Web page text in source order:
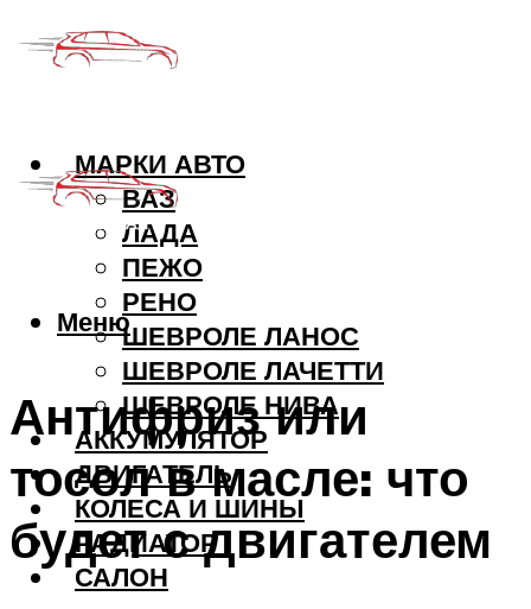
МАРКИ АВТО
ВАЗ
ЛАДА
ПЕЖО
РЕНО
ШЕВРОЛЕ ЛАНОС
ШЕВРОЛЕ ЛАЧЕТТИ
ШЕВРОЛЕ НИВА
АККУМУЛЯТОР
ДВИГАТЕЛЬ
КОЛЕСА И ШИНЫ
РАДИАТОР
САЛОН
Меню
Антифриз или
тосол в масле: что
будет с двигателем